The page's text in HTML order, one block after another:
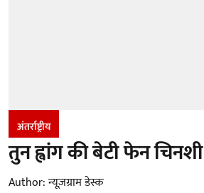
अंतर्राष्ट्रीय
तुन ह्वांग की बेटी फेन चिनशी
Author:न्यूज़ग्राम डेस्क